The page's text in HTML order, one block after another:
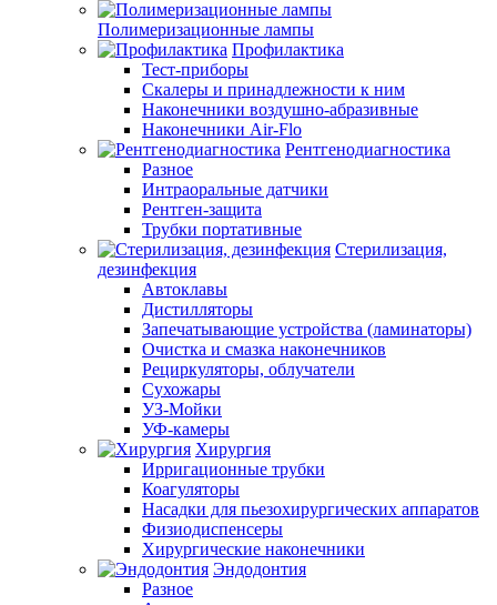
Полимеризационные лампы
Профилактика
Тест-приборы
Скалеры и принадлежности к ним
Наконечники воздушно-абразивные
Наконечники Air-Flo
Рентгенодиагностика
Разное
Интраоральные датчики
Рентген-защита
Трубки портативные
Стерилизация,
дезинфекция
Автоклавы
Дистилляторы
Запечатывающие устройства (ламинаторы)
Очистка и смазка наконечников
Рециркуляторы, облучатели
Сухожары
УЗ-Мойки
УФ-камеры
Хирургия
Ирригационные трубки
Коагуляторы
Насадки для пьезохирургических аппаратов
Физиодиспенсеры
Хирургические наконечники
Эндодонтия
Разное